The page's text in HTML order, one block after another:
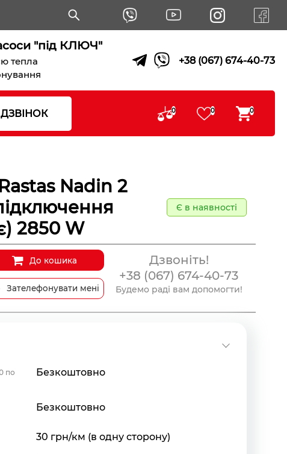
"під КЛЮЧ"
тепла
+38 (067) 674-40-73
0 0 0
Nadin 2
2850 W
Є в наявності
До кошика
Зателефонувати мені
Дзвоніть!
+38 (067) 674-40-73
Будемо раді вам допомогти!
по
Безкоштовно
Безкоштовно
30 грн/км (в одну сторону)